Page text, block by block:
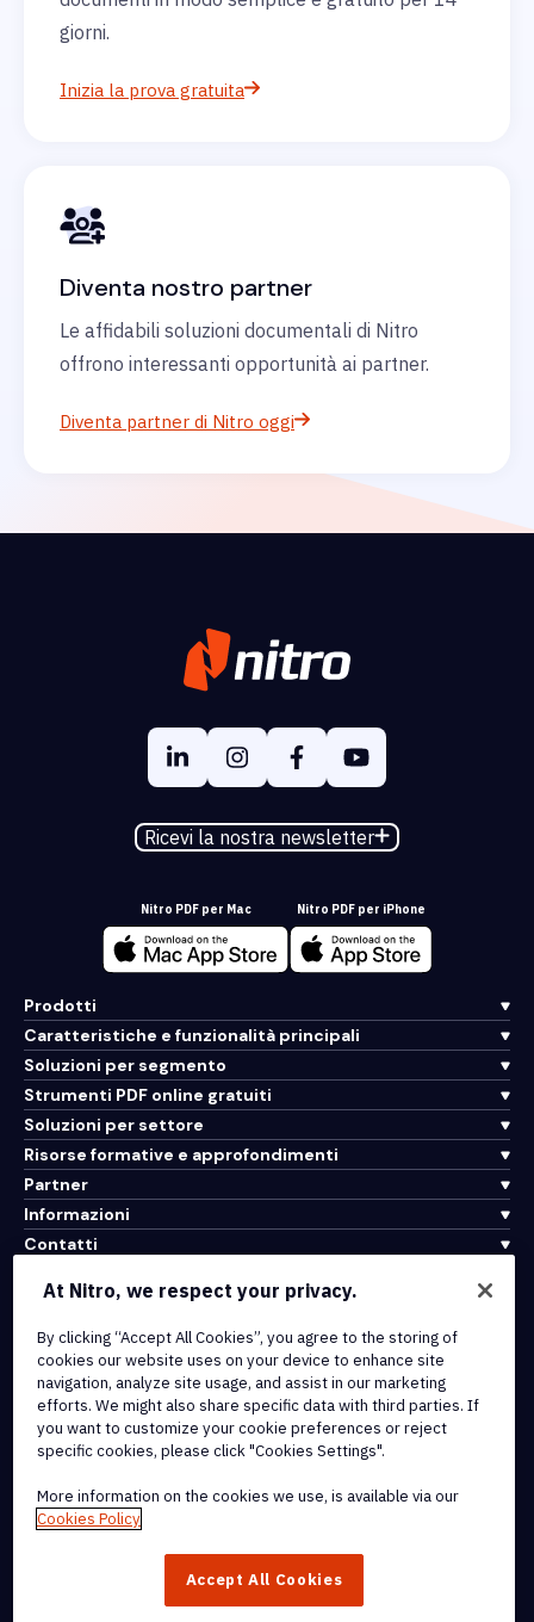
giorni.
Inizia la prova gratuita
Diventa nostro partner
Le affidabili soluzioni documentali di Nitro
offrono interessanti opportunità ai partner.
Diventa partner di Nitro oggi
Ricevi la nostra newsletter
Nitro PDF per Mac Nitro PDF per iPhone
Prodotti
Caratteristiche e funzionalità principali
Soluzioni per segmento
Strumenti PDF online gratuiti
Soluzioni per settore
Risorse formative e approfondimenti
Partner
Informazioni
Contatti
Integrazioni e connettività API
Termini di servizio
Politica sui cookie
Politica sul copyright
Tutti i termini e le politiche
© 2026 Nitro Software, Inc. Tutti i diritti riservati.
Sign e Nitro Analytics sono marchi e/o marchi registrati di Nitro
At Nitro, we respect your privacy.
By clicking “Accept All Cookies”, you agree to the storing of
cookies our website uses on your device to enhance site
navigation, analyze site usage, and assist in our marketing
efforts. We might also share specific data with third parties. If
you want to customize your cookie preferences or reject
specific cookies, please click "Cookies Settings".
More information on the cookies we use, is available via our
Cookies Policy
Accept All Cookies